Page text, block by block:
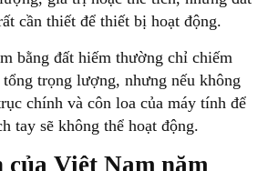
cần thiết để thiết bị hoạt động.
bằng đất hiếm thường chỉ chiếm
trọng lượng, nhưng nếu không
chính và côn loa của máy tính để
tay sẽ không thể hoạt động.
Việt Nam năm